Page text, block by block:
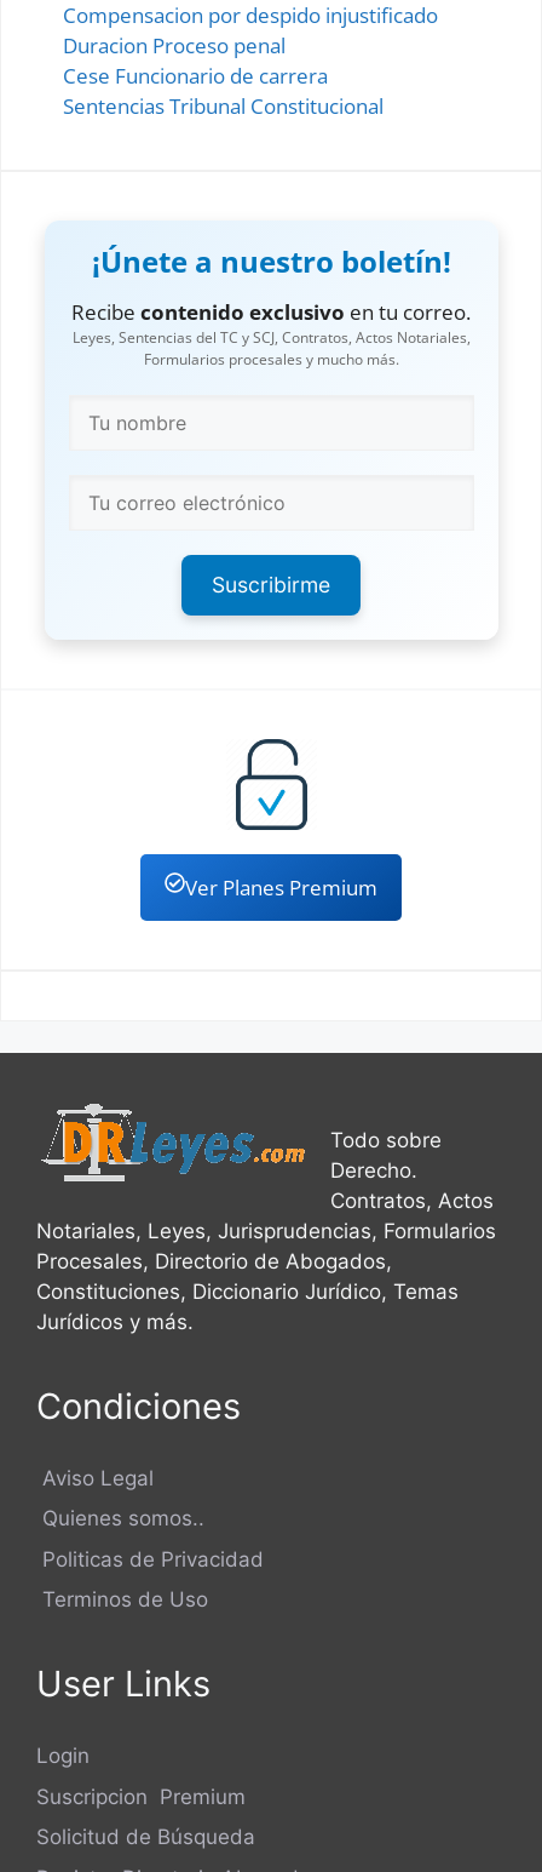
Compensacion por despido injustificado
Duracion Proceso penal
Cese Funcionario de carrera
Sentencias Tribunal Constitucional
¡Únete a nuestro boletín!
Recibe contenido exclusivo en tu correo.
Leyes, Sentencias del TC y SCJ, Contratos, Actos Notariales,
Formularios procesales y mucho más.
Suscribirme
Ver Planes Premium
Todo sobre
Derecho.
Contratos, Actos
Notariales, Leyes, Jurisprudencias, Formularios
Procesales, Directorio de Abogados,
Constituciones, Diccionario Jurídico, Temas
Jurídicos y más.
Condiciones
Aviso Legal
Quienes somos..
Politicas de Privacidad
Terminos de Uso
User Links
Login
Suscripcion Premium
Solicitud de Búsqueda